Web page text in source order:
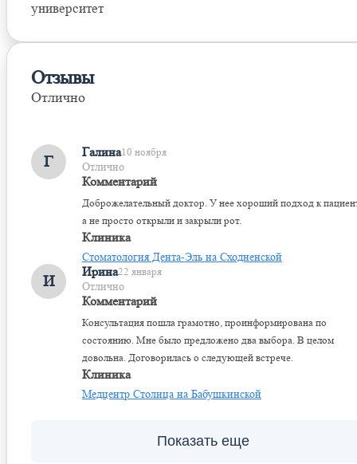
университет
Отзывы
Отлично
Г
Галина10 ноября
Отлично
Комментарий
Доброжелательный доктор. У нее хороший подход к
а не просто открыли и закрыли рот.
Клиника
Стоматология Дента-Эль на Сходненской
И
Ирина22 января
Отлично
Комментарий
Консультация пошла грамотно, проинформирована по
состоянию. Мне было предложено два выбора. В целом
довольна. Договорилась о следующей встрече.
Клиника
Медцентр Столица на Бабушкинской
Показать еще